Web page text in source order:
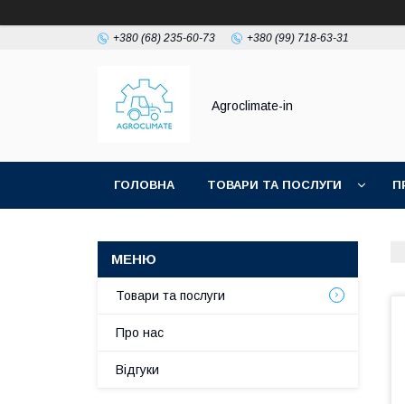
+380 (68) 235-60-73 +380 (99) 718-63-31
Agroclimate-in
ГОЛОВНА ТОВАРИ ТА ПОСЛУГИ
Товари та послуги
Про нас
Відгуки